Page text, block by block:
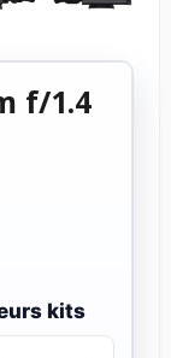
f/1.4
kits